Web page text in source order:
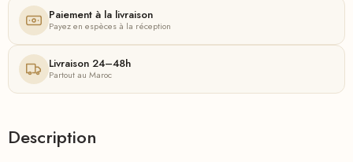
Paiement à la livraison
Payez en espèces à la réception
Livraison 24–48h
Partout au Maroc
Description